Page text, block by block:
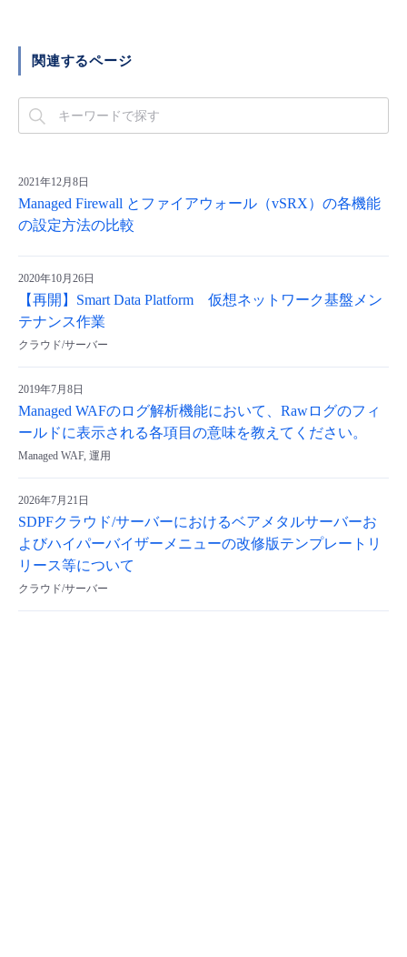
関連するページ
2021年12月8日
Managed Firewall とファイアウォール（vSRX）の各機能
の設定方法の比較
2020年10月26日
【再開】Smart Data Platform 仮想ネットワーク基盤メン
テナンス作業
クラウド/サーバー
2019年7月8日
Managed WAFのログ解析機能において、Rawログのフィ
ールドに表示される各項目の意味を教えてください。
Managed WAF, 運用
2026年7月21日
SDPFクラウド/サーバーにおけるベアメタルサーバーお
よびハイパーバイザーメニューの改修版テンプレートリ
リース等について
クラウド/サーバー